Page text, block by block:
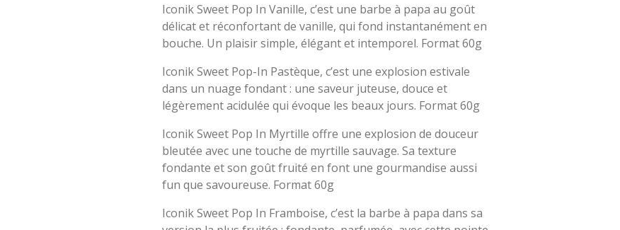
Iconik Sweet Pop In Vanille, c’est une barbe à papa au goût
délicat et réconfortant de vanille, qui fond instantanément en
bouche. Un plaisir simple, élégant et intemporel. Format 60g
Iconik Sweet Pop-In Pastèque, c’est une explosion estivale
dans un nuage fondant : une saveur juteuse, douce et
légèrement acidulée qui évoque les beaux jours. Format 60g
Iconik Sweet Pop In Myrtille offre une explosion de douceur
bleutée avec une touche de myrtille sauvage. Sa texture
fondante et son goût fruité en font une gourmandise aussi
fun que savoureuse. Format 60g
Iconik Sweet Pop In Framboise, c’est la barbe à papa dans sa